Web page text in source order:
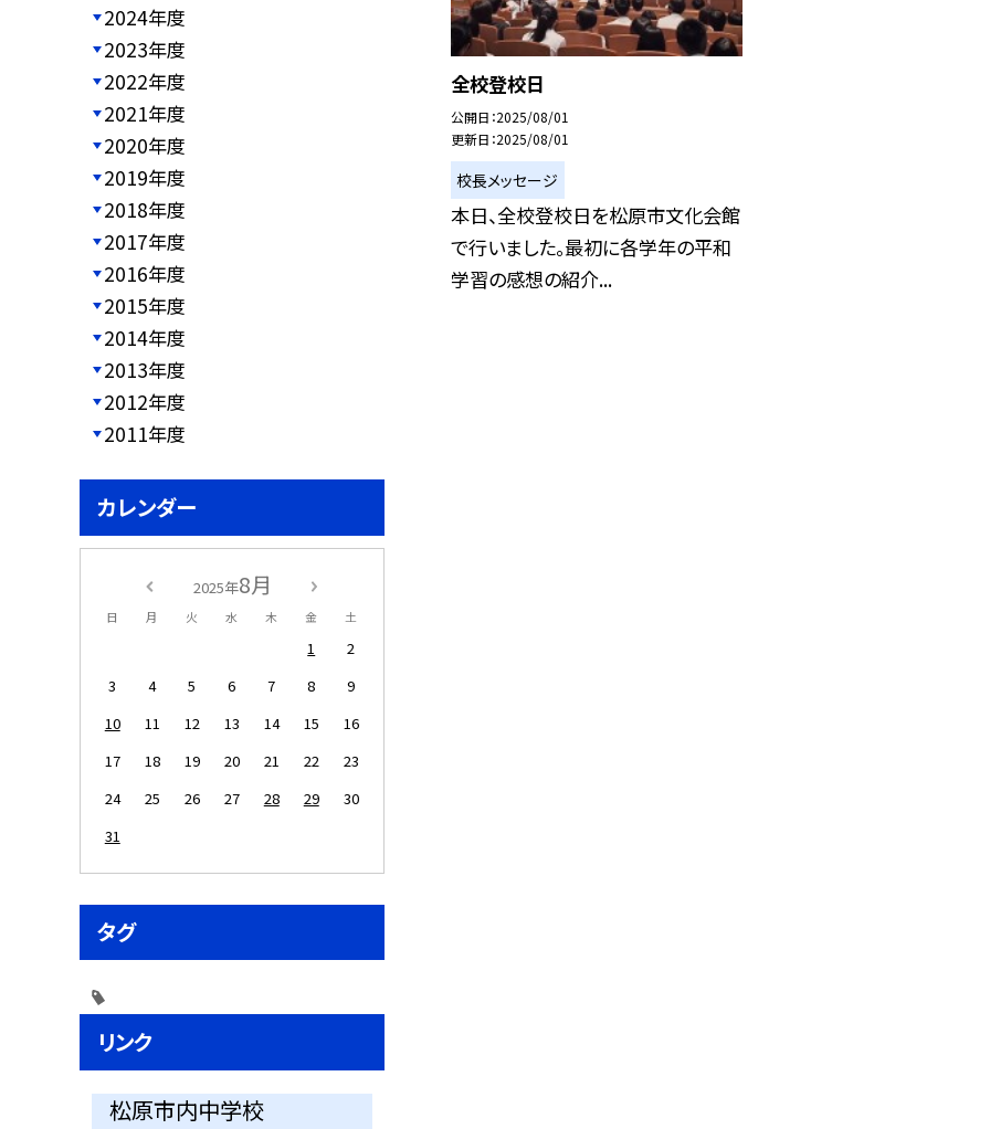
全校登校日
公開日 2025/08/01
更新日 2025/08/01
校長メッセージ
本日、全校登校日を松原市文化会館
で行いました。最初に各学年の平和
学習の感想の紹介...
2024年度
2023年度
2022年度
2021年度
2020年度
2019年度
2018年度
2017年度
2016年度
2015年度
2014年度
2013年度
2012年度
2011年度
カレンダー
2025年8月
日 月 火 水 木 金 土
1
2
3
4 5 6 7 8
9
10
11 12 13 14 15
16
17
18 19 20 21 22
23
24
25 26 27 28 29
30
31
タグ
リンク
松原市内中学校